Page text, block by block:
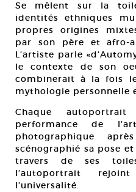
Se mêlent sur la
identités ethniques
propres origines
par son père et afro-
L’artiste parle
le contexte de son
combinerait à la fois
mythologie personnelle
Chaque
performance de
photographique
scénographié sa pose
travers de ses
l’autoportrait
l’universalité.